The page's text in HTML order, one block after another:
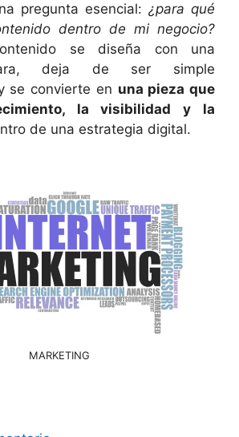
pregunta esencial: ¿para qué
dentro de mi negocio?
se diseña con una
deja de ser simple
se convierte en una pieza que
la visibilidad y la
de una estrategia digital.
MARKETING